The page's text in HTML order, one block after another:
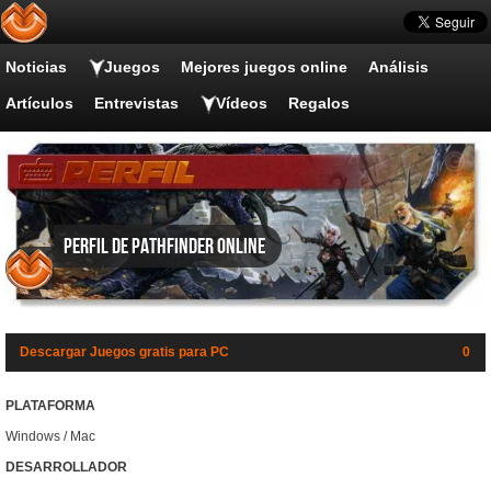
Noticias Juegos Mejores juegos online Análisis
Artículos Entrevistas Vídeos Regalos
Perfil de Pathfinder Online
Descargar Juegos gratis para PC 0
PLATAFORMA
Windows / Mac
DESARROLLADOR